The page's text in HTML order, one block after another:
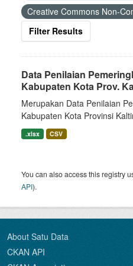
Creative Commons Non-
Filter Results
Data Penilaian
Kabupaten Kota Prov.
Merupakan Data Penilaian
Kabupaten Kota Provinsi
.xlsx CSV
You can also access this registry
API).
About Satu Data
CKAN API